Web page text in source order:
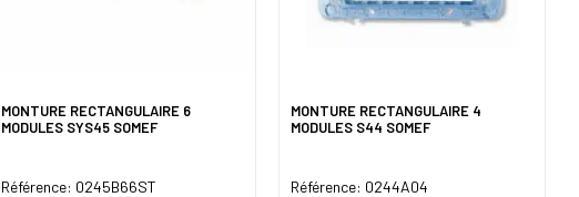
MONTURE RECTANGULAIRE 6
MODULES SYS45 SOMEF
Référence: 0245B66ST
MONTURE RECTANGULAIRE 4
MODULES S44 SOMEF
Référence: 0244A04